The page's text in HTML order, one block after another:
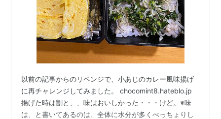
以前の記事からのリベンジで、小あじのカレー風味揚げ
に再チャレンジしてみました。 chocomint8.hateblo.jp
揚げた時は割と、、味はおいしかった・・・けど。※味
は、と書いてあるのは、全体に水分が多くべっちょりし